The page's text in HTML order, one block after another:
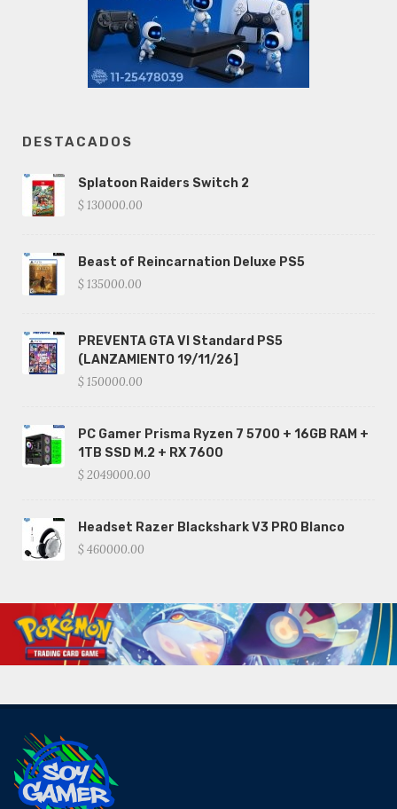
DESTACADOS
Splatoon Raiders Switch 2
$ 130000.00
Beast of Reincarnation Deluxe PS5
$ 135000.00
PREVENTA GTA VI Standard PS5
(LANZAMIENTO 19/11/26]
$ 150000.00
PC Gamer Prisma Ryzen 7 5700 + 16GB RAM +
1TB SSD M.2 + RX 7600
$ 2049000.00
Headset Razer Blackshark V3 PRO Blanco
$ 460000.00